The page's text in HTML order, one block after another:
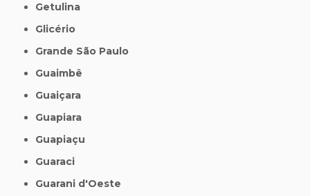
Getulina
Glicério
Grande São Paulo
Guaimbê
Guaiçara
Guapiara
Guapiaçu
Guaraci
Guarani d'Oeste